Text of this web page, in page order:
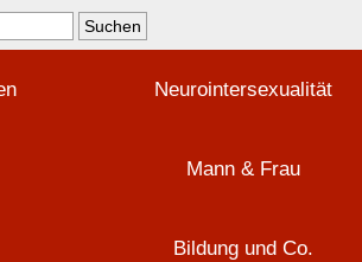
Neurointersexualität
Mann & Frau
Bildung und Co.